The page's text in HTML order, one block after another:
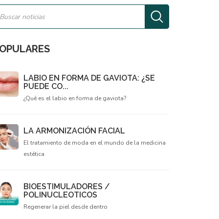
LABIO EN FORMA DE GAVIOTA: ¿SE
PUEDE CO...
¿Qué es el labio en forma de gaviota?
LA ARMONIZACIÓN FACIAL
El tratamiento de moda en el mundo de la medicina
estética
BIOESTIMULADORES /
POLINUCLEOTICOS
Regenerar la piel desde dentro